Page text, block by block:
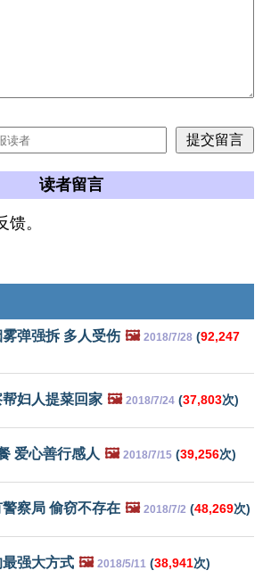
读者留言
。
弹强拆 多人受伤 🖼️ 2018/7/28 (92,247
妇人提菜回家 🖼️ 2018/7/24 (37,803次)
爱心善行感人 🖼️ 2018/7/15 (39,256次)
察局 偷窃不存在 🖼️ 2018/7/2 (48,269次)
强大方式 🖼️ 2018/5/11 (38,941次)